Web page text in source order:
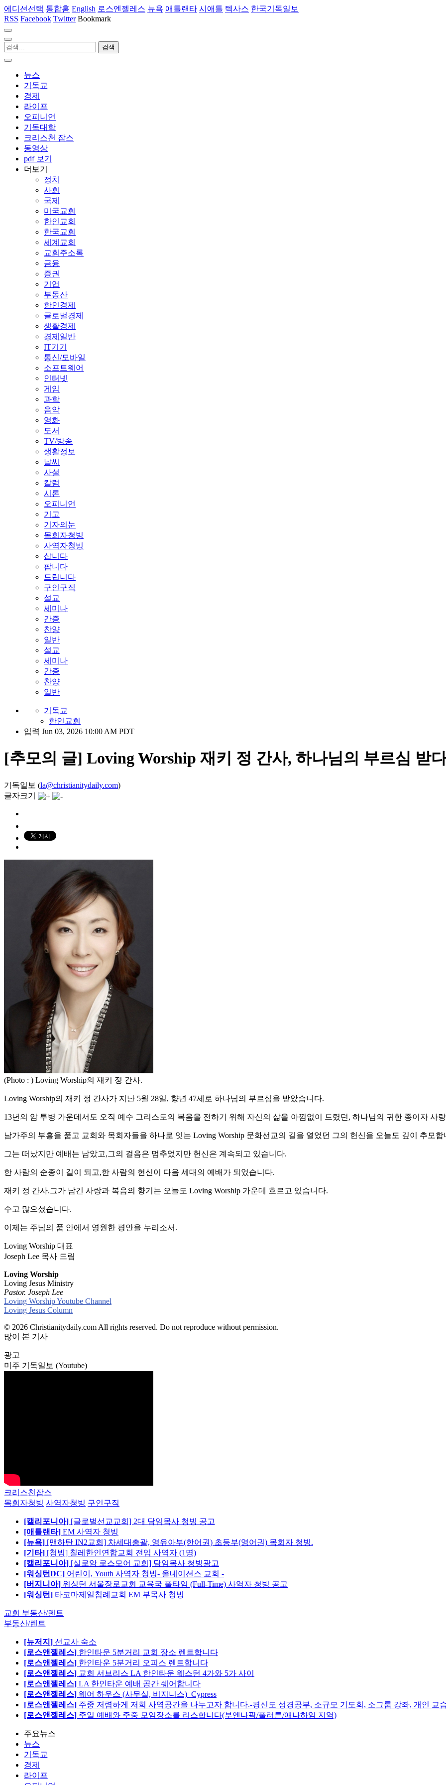
에디션선택 통합홈 English 로스엔젤레스 뉴욕 애틀랜타 시애틀 텍사스 한국기독일보
RSS Facebook Twitter Bookmark
뉴스
기독교
경제
라이프
오피니언
기독대학
크리스천 잡스
동영상
pdf 보기
더보기
정치
사회
국제
미국교회
한인교회
한국교회
세계교회
교회주소록
금융
증권
기업
부동산
한인경제
글로벌경제
생활경제
경제일반
IT기기
통신/모바일
소프트웨어
인터넷
게임
과학
음악
영화
도서
TV/방송
생활정보
날씨
사설
칼럼
시론
오피니언
기고
기자의눈
목회자청빙
사역자청빙
삽니다
팝니다
드립니다
구인구직
설교
세미나
간증
찬양
일반
설교
세미나
간증
찬양
일반
기독교
한인교회
입력 Jun 03, 2026 10:00 AM PDT
[추모의 글] Loving Worship 재키 정 간사, 하나님의 부르심 받
기독일보 (la@christianitydaily.com)
글자크기
(Photo : ) Loving Worship의 재키 정 간사.
Loving Worship의 재키 정 간사가 지난 5월 28일, 향년 47세로 하나님의 부르심을 받았습니다.
13년의 암 투병 가운데서도 오직 예수 그리스도의 복음을 전하기 위해 자신의 삶을 아낌없이 드렸던, 하나님의 귀한 종이자 사
남가주의 부흥을 품고 교회와 목회자들을 하나로 잇는 Loving Worship 문화선교의 길을 열었던 그의 헌신을 오늘도 깊이 추모합
그는 떠났지만 예배는 남았고,그의 걸음은 멈추었지만 헌신은 계속되고 있습니다.
한 사람의 순종이 길이 되고,한 사람의 헌신이 다음 세대의 예배가 되었습니다.
재키 정 간사.그가 남긴 사랑과 복음의 향기는 오늘도 Loving Worship 가운데 흐르고 있습니다.
수고 많으셨습니다.
이제는 주님의 품 안에서 영원한 평안을 누리소서.
Loving Worship 대표
Joseph Lee 목사 드림
Loving Worship
Loving Jesus Ministry
Pastor. Joseph Lee
Loving Worship Youtube Channel
Loving Jesus Column
© 2026 Christianitydaily.com All rights reserved. Do not reproduce without permission.
많이 본 기사
광고
미주 기독일보 (Youtube)
크리스천잡스
목회자청빙 사역자청빙 구인구직
[캘리포니아] [글로벌선교교회] 2대 담임목사 청빙 공고
[애틀랜타] EM 사역자 청빙
[뉴욕] [맨하탄 IN2교회] 차세대총괄, 영유아부(한어권) 초등부(영어권) 목회자 청빙.
[기타] [청빙] 칠레한인연합교회 전임 사역자 (1명)
[캘리포니아] [실로암 로스모어 교회] 담임목사 청빙광고
[워싱턴DC] 어린이, Youth 사역자 청빙- 올네이션스 교회 -
[버지니아] 워싱턴 서울장로교회 교육국 풀타임 (Full-Time) 사역자 청빙 공고
[워싱턴] 타코마제일침례교회 EM 부목사 청빙
교회 부동산/렌트
부동산/렌트
[뉴저지] 선교사 숙소
[로스앤젤레스] 한인타운 5분거리 교회 장소 렌트합니다
[로스앤젤레스] 한인타운 5분거리 오피스 렌트합니다
[로스앤젤레스] 교회 서브리스 LA 한인타운 웨스턴 4가와 5가 사이
[로스앤젤레스] LA 한인타운 예배 공간 쉐어합니다
[로스앤젤레스] 웨어 하우스 (사무실, 비지니스)_Cypress
[로스앤젤레스] 주중 저렴하게 저희 사역공간을 나누고자 합니다.-평신도 성경공부, 소규모 기도회, 소그룹 강좌, 개인 교
[로스앤젤레스] 주일 예배와 주중 모임장소를 리스합니다(부엔나팍/풀러튼/애나하임 지역)
주요뉴스
뉴스
기독교
경제
라이프